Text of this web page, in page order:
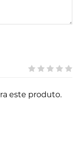
este produto.